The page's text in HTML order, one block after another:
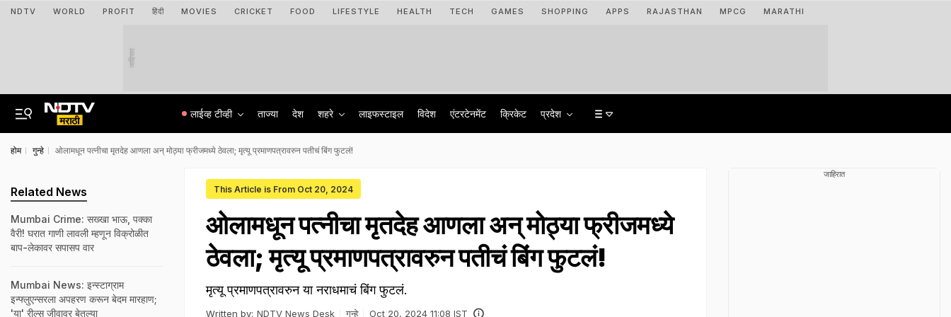
NDTV WORLD PROFIT हिंदी MOVIES CRICKET FOOD LIFESTYLE HEALTH TECH GAMES SHOPPING APPS RAJASTHAN MPCG MARATHI
जाहिरात
लाईव्ह टीव्ही ताज्या देश शहरे लाइफस्टाइल विदेश एंटरटेनमेंट क्रिकेट प्रदेश
होम गुन्हे ओलामधून पत्नीचा मृतदेह आणला अन् मोठ्या फ्रीजमध्ये ठेवला; मृत्यू प्रमाणपत्रावरुन पतीचं बिंग फुटलं!
This Article is From Oct 20, 2024
ओलामधून पत्नीचा मृतदेह आणला अन् मोठ्या फ्रीजमध्ये
ठेवला; मृत्यू प्रमाणपत्रावरुन पतीचं बिंग फुटलं!
मृत्यू प्रमाणपत्रावरुन या नराधमाचं बिंग फुटलं.
Written by: NDTV News Desk गुन्हे Oct 20, 2024 11:08 IST
Related News
Mumbai Crime: सख्खा भाऊ, पक्का
वैरी! घरात गाणी लावली म्हणून विक्रोळीत
बाप-लेकावर सपासप वार
Mumbai News: इन्स्टाग्राम
इन्फ्लुएन्सरला अपहरण करून बेदम मारहाण;
'या' रील्स जीवावर बेतल्या
जाहिरात